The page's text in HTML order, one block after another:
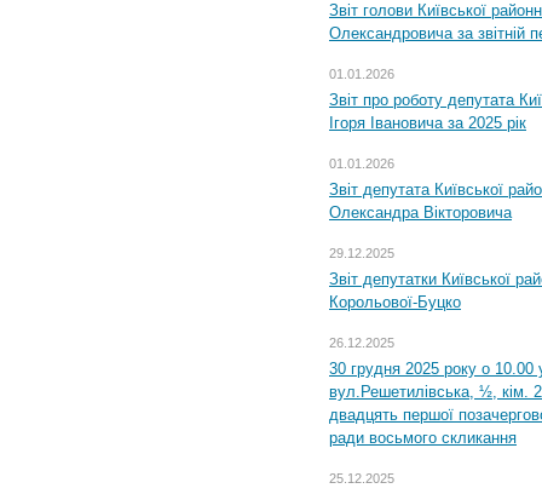
Звіт голови Київської
Олександровича за звітній
01.01.2026
Звіт про роботу депутата
Ігоря Івановича за 2025 рік
01.01.2026
Звіт депутата Київської
Олександра Вікторовича
29.12.2025
Звіт депутатки Київської
Корольової-Буцко
26.12.2025
30 грудня 2025 року о 10.00
вул.Решетилівська, ½, кім.
двадцять першої
ради восьмого скликання
25.12.2025